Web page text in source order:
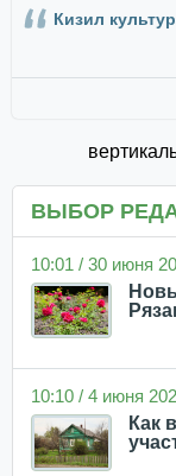
Кизил
ВЫБОР
10:01 / 30 июня
10:10 / 4 июня
Как